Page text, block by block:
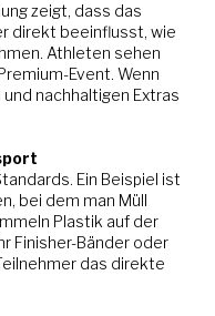
zeigt, dass das
direkt beeinflusst, wie
Athleten sehen
Event. Wenn
nachhaltigen Extras
Ein Beispiel ist
bei dem man Müll
Plastik auf der
Finisher-Bänder oder
das direkte